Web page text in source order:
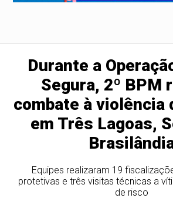
Durante a
Segura, 2º BPM
combate à violência
em Três Lagoas,
Equipes realizaram 19
protetivas e três visitas técnicas a
de risco